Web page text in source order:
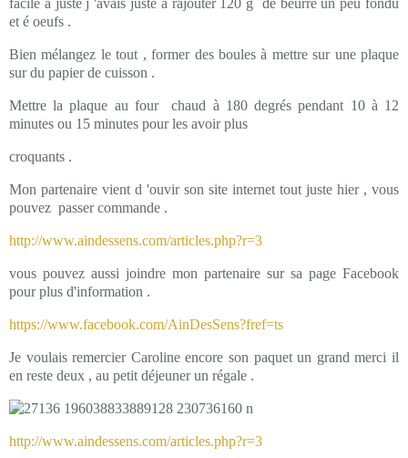
facile à juste j 'avais juste à rajouter 120 g de beurre un peu fondu
et é oeufs .
Bien mélangez le tout , former des boules à mettre sur une plaque
sur du papier de cuisson .
Mettre la plaque au four chaud à 180 degrés pendant 10 à 12
minutes ou 15 minutes pour les avoir plus
croquants .
Mon partenaire vient d 'ouvir son site internet tout juste hier , vous
pouvez passer commande .
http://www.aindessens.com/articles.php?r=3
vous pouvez aussi joindre mon partenaire sur sa page Facebook
pour plus d'information .
https://www.facebook.com/AinDesSens?fref=ts
Je voulais remercier Caroline encore son paquet un grand merci il
en reste deux , au petit déjeuner un régale .
http://www.aindessens.com/articles.php?r=3